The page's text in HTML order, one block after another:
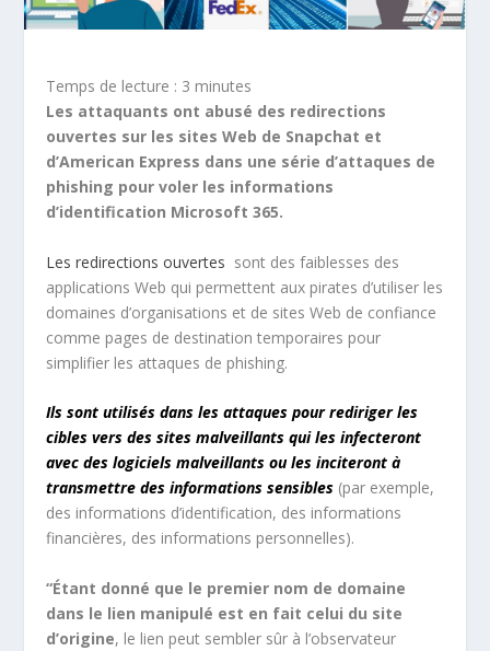
Temps de lecture : 3 minutes
Les attaquants ont abusé des redirections
ouvertes sur les sites Web de Snapchat et
d’American Express dans une série d’attaques de
phishing pour voler les informations
d’identification Microsoft 365.
Les redirections ouvertes sont des faiblesses des
applications Web qui permettent aux pirates d’utiliser les
domaines d’organisations et de sites Web de confiance
comme pages de destination temporaires pour
simplifier les attaques de phishing.
Ils sont utilisés dans les attaques pour rediriger les
cibles vers des sites malveillants qui les infecteront
avec des logiciels malveillants ou les inciteront à
transmettre des informations sensibles (par exemple,
des informations d’identification, des informations
financières, des informations personnelles).
“Étant donné que le premier nom de domaine
dans le lien manipulé est en fait celui du site
d’origine, le lien peut sembler sûr à l’observateur